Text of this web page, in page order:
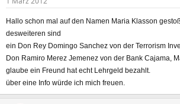
Hallo schon mal auf den Namen Maria Klasson
desweiteren sind
ein Don Rey Domingo Sanchez von der Terrorism
Don Ramiro Merez Jemenez von der Bank Cajama,
glaube ein Freund hat echt Lehrgeld bezahlt.
über eine Info würde ich mich freuen.